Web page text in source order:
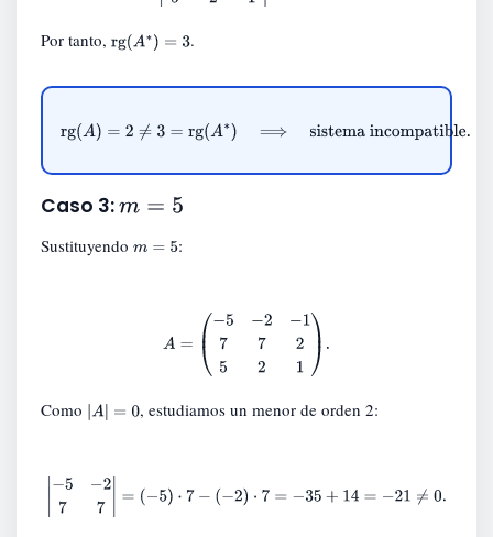
Por tanto, rg(A∗)=3 .
rg (A )= 2≠ 3 =rg(A∗)⟹ sistema incompatible.
Caso 3:m=5
Sustituyendo m=5 :
− 5−2 177 21).
Como A| 0 , estudiamos un menor de orden 2:
|− 5− 27 7|= −5 7− −2 ⋅ 7=− +14 = − 21≠0.